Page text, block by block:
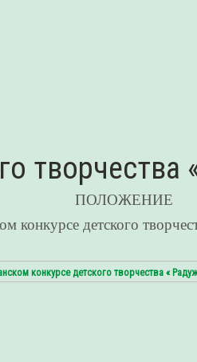
творчества
ПОЛОЖЕНИЕ
конкурсе детского
конкурсе детского творчества «